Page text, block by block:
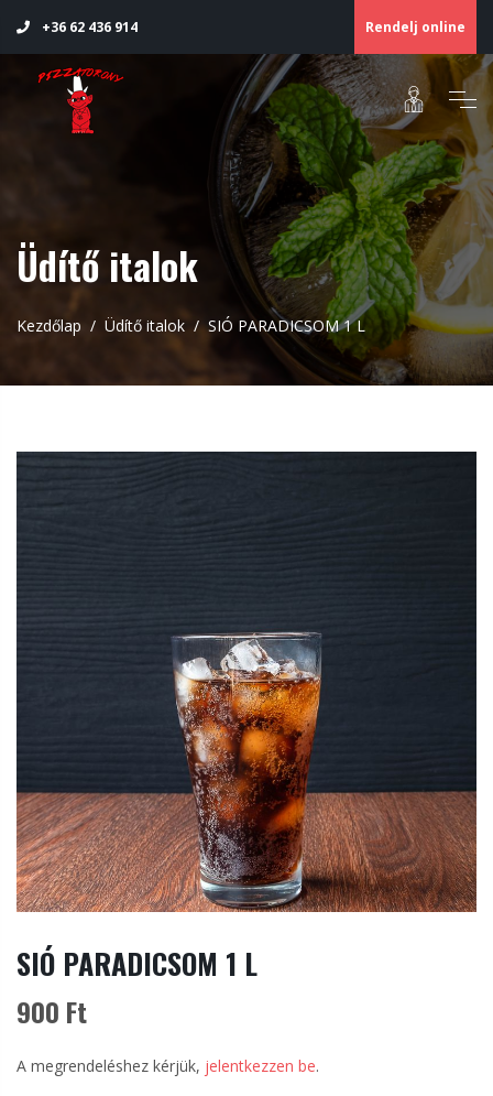
+36 62 436 914 Rendelj online
Üdítő italok
Kezdőlap Üdítő italok SIÓ PARADICSOM 1 L
SIÓ PARADICSOM 1 L
900 Ft
A megrendeléshez kérjük, jelentkezzen be.